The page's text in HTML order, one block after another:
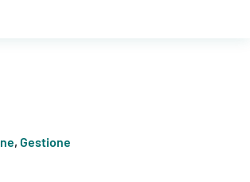
, Gestione